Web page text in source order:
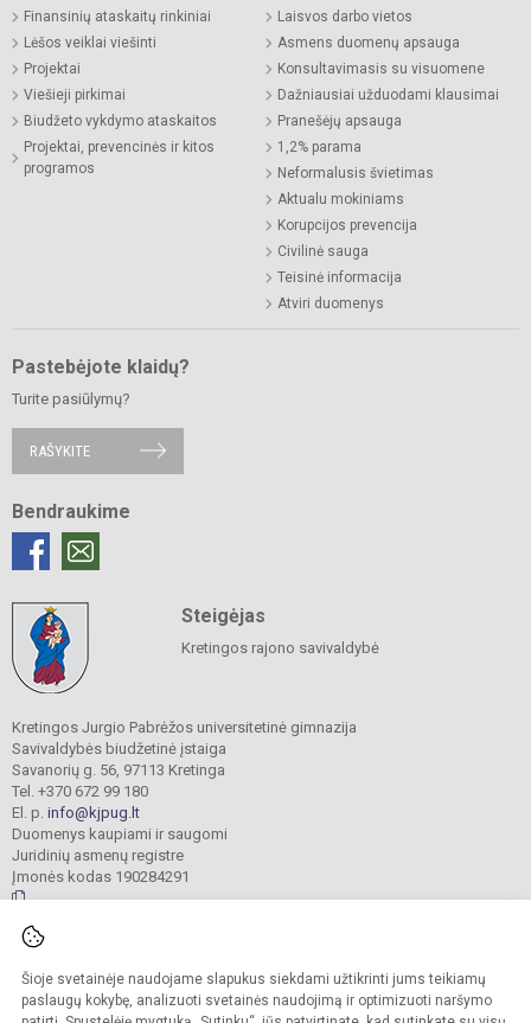
Šioje svetainėje naudojame slapukus siekdami užtikrinti jums teikiamų
paslaugų kokybę, analizuoti svetainės naudojimą ir optimizuoti naršymo
Finansinių ataskaitų rinkiniai
Lėšos veiklai viešinti
Projektai
Viešieji pirkimai
Biudžeto vykdymo ataskaitos
Projektai, prevencinės ir kitos
programos
Laisvos darbo vietos
Asmens duomenų apsauga
Konsultavimasis su visuomene
Dažniausiai užduodami klausimai
Pranešėjų apsauga
1,2% parama
Neformalusis švietimas
Aktualu mokiniams
Korupcijos prevencija
Civilinė sauga
Teisinė informacija
Atviri duomenys
Pastebėjote klaidų?
Turite pasiūlymų?
RAŠYKITE
Bendraukime
Steigėjas
Kretingos rajono savivaldybė
Kretingos Jurgio Pabrėžos universitetinė gimnazija
Savivaldybės biudžetinė įstaiga
Savanorių g. 56, 97113 Kretinga
Tel. +370 672 99 180
El. p. info@kjpug.lt
Duomenys kaupiami ir saugomi
Juridinių asmenų registre
Įmonės kodas 190284291
saugomos.
Kopijuoti turinį be raštiško gimnazijos sutikimo griežtai draudžiama.